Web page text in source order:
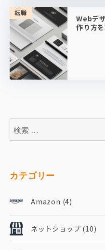
転職
Webデ
作り方
検
索:
カテゴリー
Amazon (4)
ネットショップ (10)